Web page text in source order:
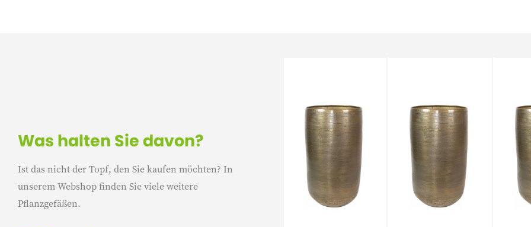
Was halten Sie davon?
Ist das nicht der Topf, den Sie kaufen möchten? In
unserem Webshop finden Sie viele weitere
Pflanzgefäßen.